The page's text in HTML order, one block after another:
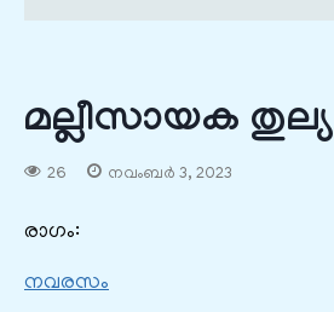
മല്ലീസായക തുല്യ
26 നവംബർ 3, 2023
രാഗം:
നവരസം